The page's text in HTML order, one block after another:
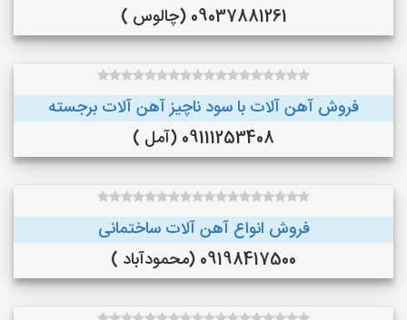
09037881261 (چالوس )
فروش آهن آلات با سود ناچیز آهن آلات برجسته
09111253408 (آمل )
فروش انواع آهن آلات ساختمانی
09198417500 (محمودآباد )